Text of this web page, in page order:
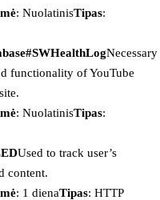
: NuolatinisTipas:
Necessary
functionality of YouTube
: NuolatinisTipas:
Used to track user’s
content.
: 1 dienaTipas: HTTP